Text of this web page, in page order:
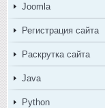
Joomla
Регистрация сайта
Раскрутка сайта
Java
Python